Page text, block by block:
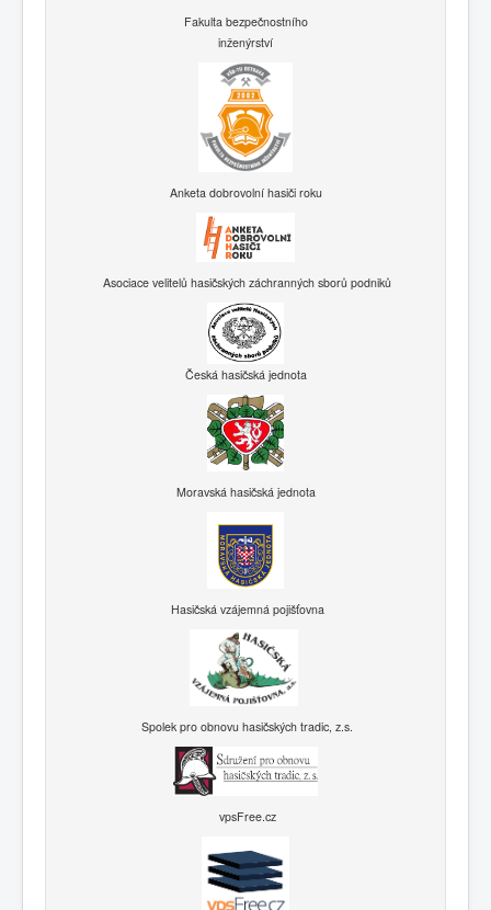
Fakulta bezpečnostního
inženýrství
Anketa dobrovolní hasiči roku
Asociace velitelů hasičských záchranných sborů podniků
Česká hasičská jednota
Moravská hasičská jednota
Hasičská vzájemná pojišťovna
Spolek pro obnovu hasičských tradic, z.s.
vpsFree.cz